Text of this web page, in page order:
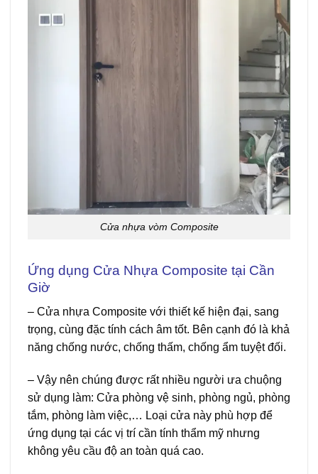
Cửa nhựa vòm Composite
Ứng dụng Cửa Nhựa Composite tại Cần
Giờ
– Cửa nhựa Composite với thiết kế hiện đại, sang
trọng, cùng đặc tính cách âm tốt. Bên cạnh đó là khả
năng chống nước, chống thấm, chống ẩm tuyệt đối.
– Vậy nên chúng được rất nhiều người ưa chuộng
sử dụng làm: Cửa phòng vệ sinh, phòng ngủ, phòng
tắm, phòng làm việc,… Loại cửa này phù hợp để
ứng dụng tại các vị trí cần tính thẩm mỹ nhưng
không yêu cầu độ an toàn quá cao.